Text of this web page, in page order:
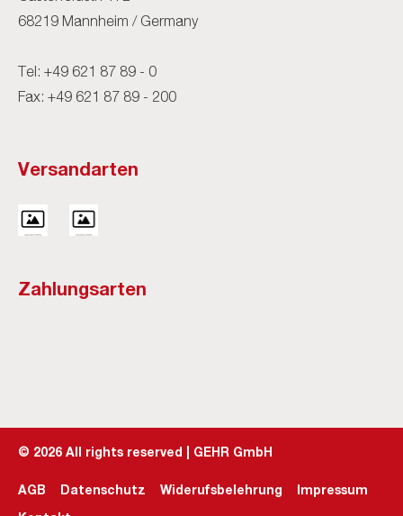
68219 Mannheim / Germany
Tel: +49 621 87 89 - 0
Fax: +49 621 87 89 - 200
Versandarten
Zahlungsarten
© 2026 All rights reserved | GEHR GmbH
AGB Datenschutz Widerufsbelehrung
Impressum